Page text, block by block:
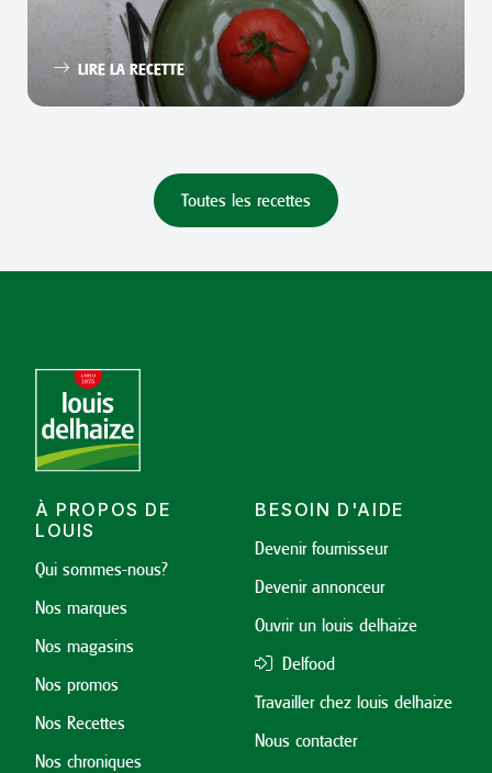
LIRE LA RECETTE
Toutes les recettes
À PROPOS DE
LOUIS
Qui sommes-nous?
Nos marques
Nos magasins
Nos promos
Nos Recettes
Nos chroniques
BESOIN D'AIDE
Devenir fournisseur
Devenir annonceur
Ouvrir un louis delhaize
Delfood
Travailler chez louis delhaize
Nous contacter